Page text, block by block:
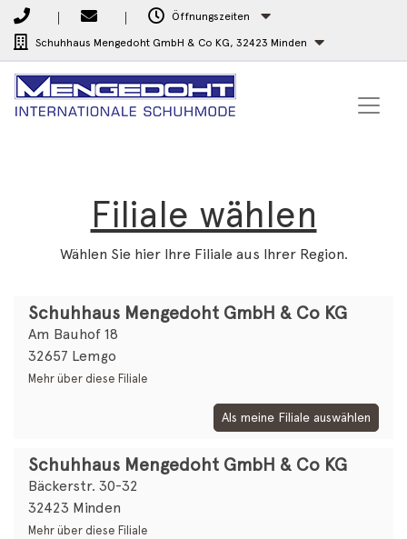
Öffnungszeiten
Schuhhaus Mengedoht GmbH & Co KG, 32423 Minden
Filiale wählen
Wählen Sie hier Ihre Filiale aus Ihrer Region.
Schuhhaus Mengedoht GmbH & Co KG
Am Bauhof 18
32657 Lemgo
Mehr über diese Filiale
Als meine Filiale auswählen
Schuhhaus Mengedoht GmbH & Co KG
Bäckerstr. 30-32
32423 Minden
Mehr über diese Filiale